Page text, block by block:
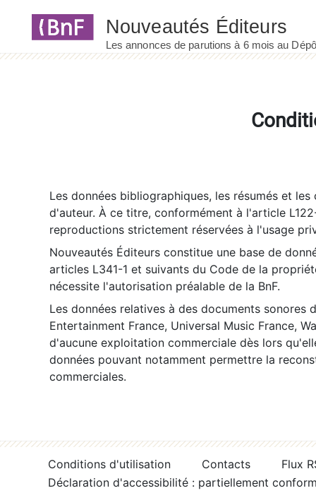
Les données bibliographiques, les résumés et
d'auteur. À ce titre, conformément à l'article
reproductions strictement réservées à l'usage
Nouveautés Éditeurs constitue une base de
articles L341-1 et suivants du Code de la
nécessite l'autorisation préalable de la BnF.
Les données relatives à des documents sonores
Entertainment France, Universal Music France,
d'aucune exploitation commerciale dès lors
données pouvant notamment permettre la
commerciales.
Conditions d'utilisation Contacts
Flux
Déclaration d'accessibilité : partiellement